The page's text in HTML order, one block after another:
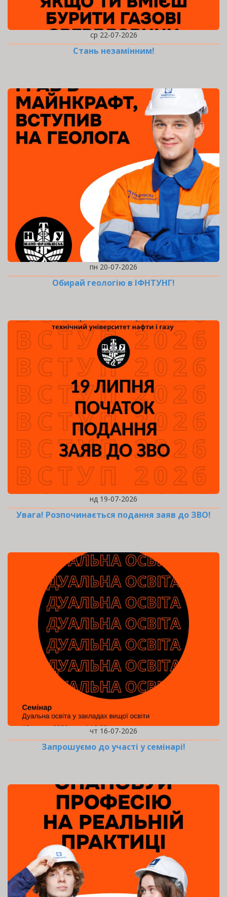
ср 22-07-2026
Стань незамінним!
пн 20-07-2026
Обирай геологію в ІФНТУНГ!
нд 19-07-2026
Увага! Розпочинається подання заяв до ЗВО!
чт 16-07-2026
Запрошуємо до участі у семінарі!